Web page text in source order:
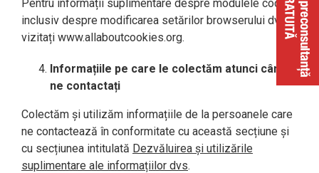
Pentru informații suplimentare despre modulele cookie,
inclusiv despre modificarea setărilor browserului dvs.,
vizitați www.allaboutcookies.org.
Informațiile pe care le colectăm atunci când
ne contactați
Colectăm și utilizăm informațiile de la persoanele care
ne contactează în conformitate cu această secțiune și
cu secțiunea intitulată Dezvăluirea și utilizările
suplimentare ale informațiilor dvs.